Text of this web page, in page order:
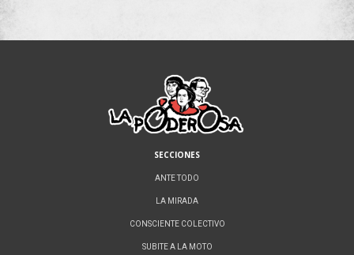
SECCIONES
ANTE TODO
LA MIRADA
CONSCIENTE COLECTIVO
SUBITE A LA MOTO